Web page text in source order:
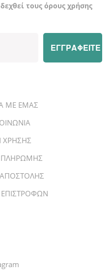
τους όρους χρήσης
ΜΕ ΕΜΑΣ
ΧΡΗΣΗΣ
ΠΛΗΡΩΜΗΣ
ΕΠΙΣΤΡΟΦΩΝ